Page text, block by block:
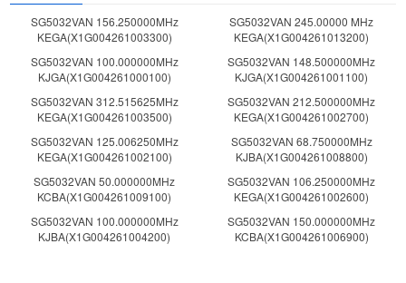
SG5032VAN 156.250000MHz
KEGA(X1G004261003300)
SG5032VAN 245.00000 MHz
KEGA(X1G004261013200)
SG5032VAN 100.000000MHz
KJGA(X1G004261000100)
SG5032VAN 148.500000MHz
KJGA(X1G004261001100)
SG5032VAN 312.515625MHz
KEGA(X1G004261003500)
SG5032VAN 212.500000MHz
KEGA(X1G004261002700)
SG5032VAN 125.006250MHz
KEGA(X1G004261002100)
SG5032VAN 68.750000MHz
KJBA(X1G004261008800)
SG5032VAN 50.000000MHz
KCBA(X1G004261009100)
SG5032VAN 106.250000MHz
KEGA(X1G004261002600)
SG5032VAN 100.000000MHz
KJBA(X1G004261004200)
SG5032VAN 150.000000MHz
KCBA(X1G004261006900)